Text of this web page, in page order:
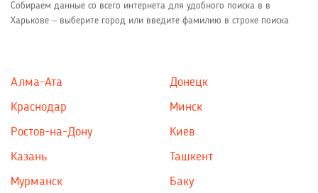
Собираем данные со всего интернета для удобного поиска в в
Харькове – выберите город или введите фамилию в строке поиска
Алма-Ата
Краснодар
Ростов-на-Дону
Казань
Мурманск
Донецк
Минск
Киев
Ташкент
Баку